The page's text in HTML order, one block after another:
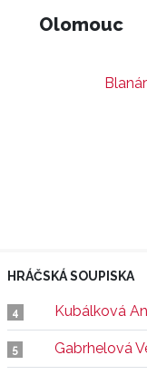
Olomouc
HRÁČSKÁ SOUPISKA
4 Kubálková
5 Gabrhelová